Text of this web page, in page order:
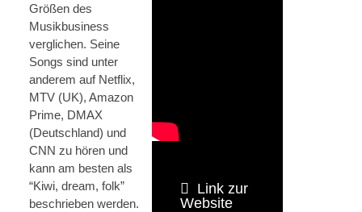
Größen des
Musikbusiness
verglichen. Seine
Songs sind unter
anderem auf Netflix,
MTV (UK), Amazon
Prime, DMAX
(Deutschland) und
CNN zu hören und
kann am besten als
“Kiwi, dream, folk”
beschrieben werden.
Link zur
Website